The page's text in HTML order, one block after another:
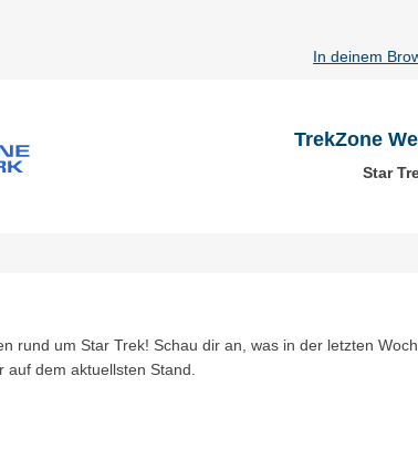
In deinem
TrekZone
Star
rund um Star Trek! Schau dir an, was in der letzten
dem aktuellsten Stand.